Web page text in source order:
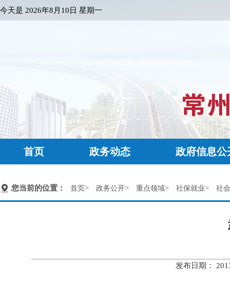
今天是 2026年8月10日 星期一
首页 政务动态 政府信息公
您当前的位置： 首页> 政务公开> 重点领域> 社保就业> 社
发布日期：